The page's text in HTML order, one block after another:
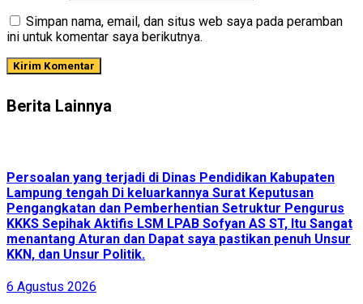
Simpan nama, email, dan situs web saya pada peramban
ini untuk komentar saya berikutnya.
Berita Lainnya
Persoalan yang terjadi di Dinas Pendidikan Kabupaten
Lampung tengah Di keluarkannya Surat Keputusan
Pengangkatan dan Pemberhentian Setruktur Pengurus
KKKS Sepihak Aktifis LSM LPAB Sofyan AS ST, Itu Sangat
menantang Aturan dan Dapat saya pastikan penuh Unsur
KKN, dan Unsur Politik.
6 Agustus 2026